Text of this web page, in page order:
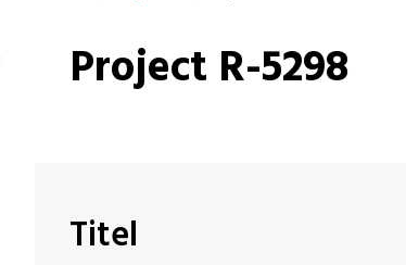
Alumni
Project R-5298
Titel